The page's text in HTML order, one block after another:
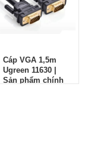
Cáp VGA 1,5m
Ugreen 11630 |
Sản phẩm chính